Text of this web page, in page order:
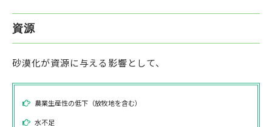
資源
砂漠化が資源に与える影響として、
農業生産性の低下（放牧地を含む）
水不足